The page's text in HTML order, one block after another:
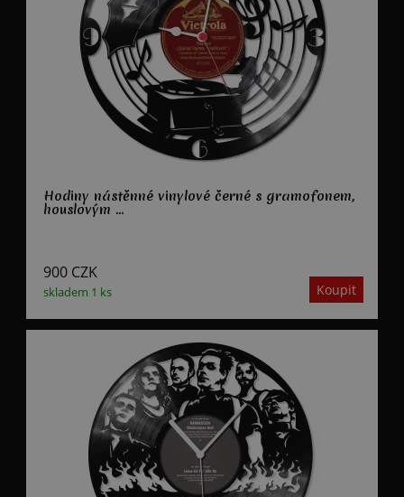
Hodiny nástěnné vinylové černé s gramofonem,
houslovým ...
skladem 1 ks
900 CZK